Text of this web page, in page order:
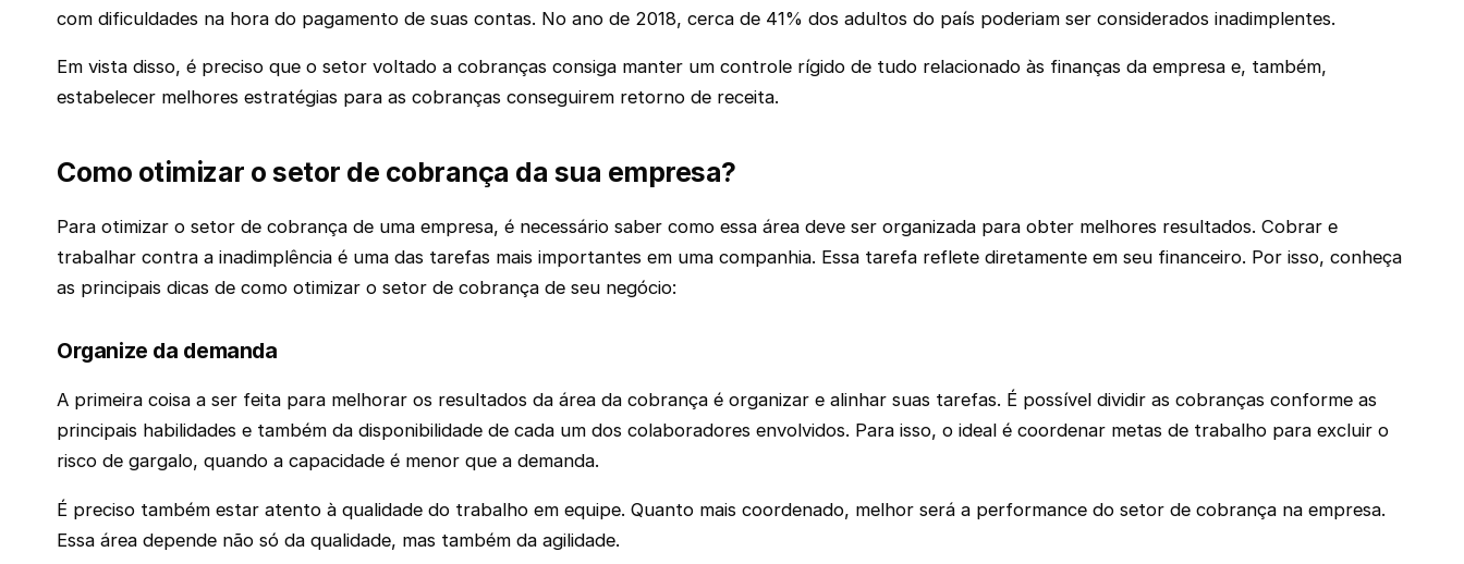
com dificuldades na hora do pagamento de suas contas. No ano de 2018, cerca de 41% dos adultos do país poderiam ser considerados inadimplentes.
Em vista disso, é preciso que o setor voltado a cobranças consiga manter um controle rígido de tudo relacionado às finanças da empresa e, também,
estabelecer melhores estratégias para as cobranças conseguirem retorno de receita.
Como otimizar o setor de cobrança da sua empresa?
Para otimizar o setor de cobrança de uma empresa, é necessário saber como essa área deve ser organizada para obter melhores resultados. Cobrar e
trabalhar contra a inadimplência é uma das tarefas mais importantes em uma companhia. Essa tarefa reflete diretamente em seu financeiro. Por isso, conheça
as principais dicas de como otimizar o setor de cobrança de seu negócio:
Organize da demanda
A primeira coisa a ser feita para melhorar os resultados da área da cobrança é organizar e alinhar suas tarefas. É possível dividir as cobranças conforme as
principais habilidades e também da disponibilidade de cada um dos colaboradores envolvidos. Para isso, o ideal é coordenar metas de trabalho para excluir o
risco de gargalo, quando a capacidade é menor que a demanda.
É preciso também estar atento à qualidade do trabalho em equipe. Quanto mais coordenado, melhor será a performance do setor de cobrança na empresa.
Essa área depende não só da qualidade, mas também da agilidade.